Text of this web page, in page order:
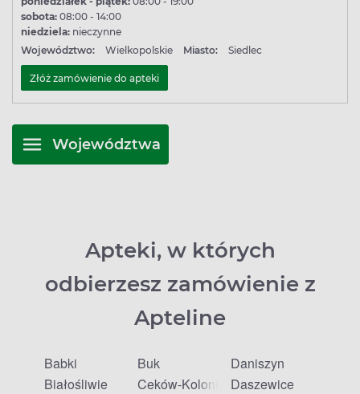
sobota: 08:00 - 14:00
niedziela: nieczynne
Województwo:
Wielkopolskie Miasto: Siedlec
Złóż zamówienie do apteki
Województwa
Apteki, w których
odbierzesz zamówienie z
Apteline
Babki
Białośliwie
Buk
Ceków-Kolonia
Daniszyn
Daszewice